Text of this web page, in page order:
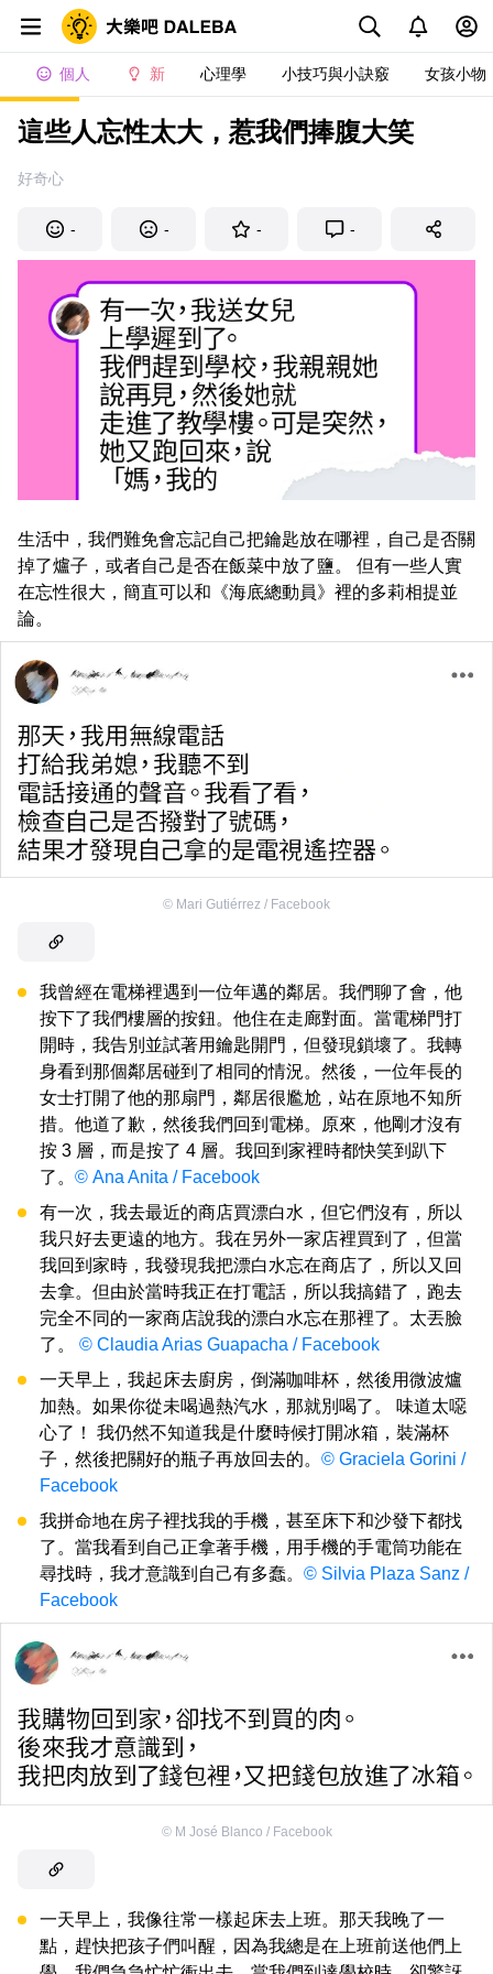
個人 新 心理學 小技巧與小訣竅 女孩小物
這些人忘性太大，惹我們捧腹大笑
好奇心
- - - -
生活中，我們難免會忘記自己把鑰匙放在哪裡，自己是否關
掉了爐子，或者自己是否在飯菜中放了鹽。 但有一些人實
在忘性很大，簡直可以和《海底總動員》裡的多莉相提並
論。
© Mari Gutiérrez / Facebook
我曾經在電梯裡遇到一位年邁的鄰居。我們聊了會，他
按下了我們樓層的按鈕。他住在走廊對面。當電梯門打
開時，我告別並試著用鑰匙開門，但發現鎖壞了。我轉
身看到那個鄰居碰到了相同的情況。然後，一位年長的
女士打開了他的那扇門，鄰居很尷尬，站在原地不知所
措。他道了歉，然後我們回到電梯。原來，他剛才沒有
按 3 層，而是按了 4 層。我回到家裡時都快笑到趴下
了。 © Ana Anita / Facebook
有一次，我去最近的商店買漂白水，但它們沒有，所以
我只好去更遠的地方。我在另外一家店裡買到了，但當
我回到家時，我發現我把漂白水忘在商店了，所以又回
去拿。但由於當時我正在打電話，所以我搞錯了，跑去
完全不同的一家商店說我的漂白水忘在那裡了。太丟臉
了。 © Claudia Arias Guapacha / Facebook
一天早上，我起床去廚房，倒滿咖啡杯，然後用微波爐
加熱。如果你從未喝過熱汽水，那就別喝了。 味道太噁
心了！ 我仍然不知道我是什麼時候打開冰箱，裝滿杯
子，然後把關好的瓶子再放回去的。 © Graciela Gorini /
Facebook
我拼命地在房子裡找我的手機，甚至床下和沙發下都找
了。當我看到自己正拿著手機，用手機的手電筒功能在
尋找時，我才意識到自己有多蠢。 © Silvia Plaza Sanz /
Facebook
© M José Blanco / Facebook
一天早上，我像往常一樣起床去上班。那天我晚了一
點，趕快把孩子們叫醒，因為我總是在上班前送他們上